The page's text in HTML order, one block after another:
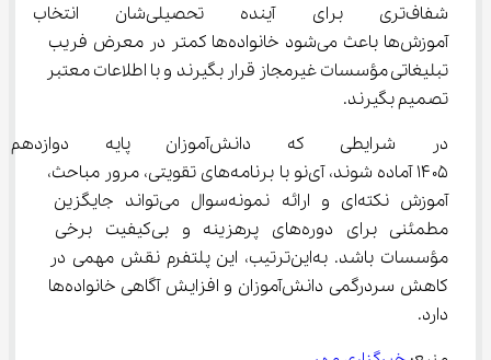
شفاف‌تری برای آینده
آموزش‌ها باعث می‌شود خانواده‌ها کمتر در معرض فریب
تبلیغاتی مؤسسات غیرمجاز قرار بگیرند و با اطلاعات معتبر
تصمیم بگیرند.
در شرایطی که دانش‌آموزان
۱۴۰۵ آماده شوند، آی‌نو با برنامه‌های تقویتی، مرور مباحث،
آموزش نکته‌ای و ارائه نمونه‌سوال‌ می‌تواند جایگزین
مطمئنی برای دوره‌های پرهزینه و بی‌کیفیت برخی
مؤسسات باشد. به‌این‌ترتیب، این پلتفرم نقش مهمی در
کاهش سردرگمی دانش‌آموزان و افزایش آگاهی خانواده‌ها
دارد.